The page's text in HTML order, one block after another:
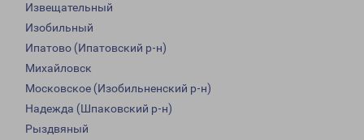
Извещательный
Изобильный
Ипатово (Ипатовский р-н)
Михайловск
Московское (Изобильненский р-н)
Надежда (Шпаковский р-н)
Рыздвяный